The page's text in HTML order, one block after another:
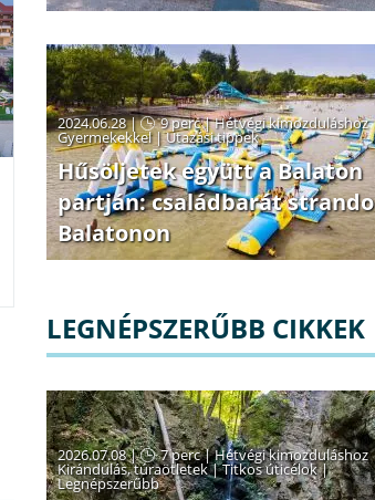
2024.06.28 | 9 perc|Hétvégi kimozduláshoz
Gyermekekkel|Utazási tippek
Hűsöljetek együtt a Balaton
partján: családbarát
Balatonon
LEGNÉPSZERŰBB CIKKEK
2026.07.08 | 7 perc|Hétvégi kimozduláshoz
Kirándulás, túraötletek|Titkos úticélok|
Legnépszerűbb